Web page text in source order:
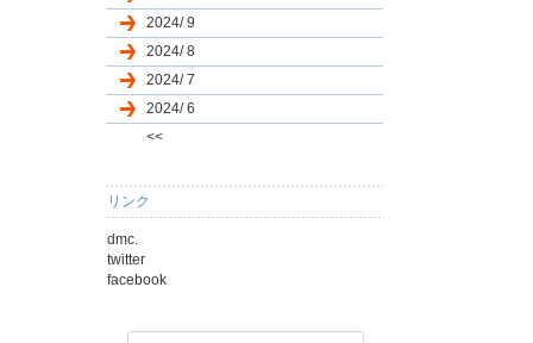
2024/ 9
2024/ 8
2024/ 7
2024/ 6
<<
リンク
dmc.
twitter
facebook